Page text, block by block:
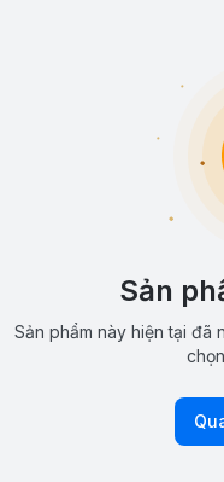
Sản
Sản phẩm này hiện tại đã